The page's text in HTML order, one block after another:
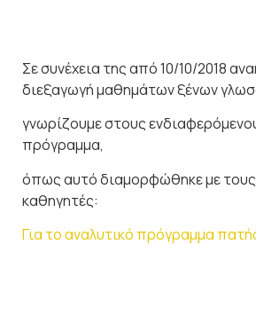
Σε συνέχεια της από 10/10/2018
διεξαγωγή μαθημάτων ξένων
γνωρίζουμε στους
πρόγραμμα,
όπως αυτό διαμορφώθηκε με τους
καθηγητές:
Για το αναλυτικό πρόγραμμα